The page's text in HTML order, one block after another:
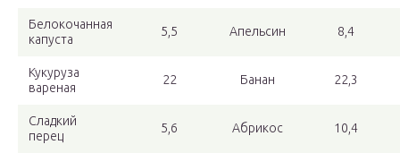
Белокочанная
капуста
5,5 Апельсин 8,4
Кукуруза
вареная
22 Банан 22,3
Сладкий
перец
5,6 Абрикос 10,4